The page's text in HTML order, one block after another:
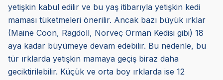
yetişkin kabul edilir ve bu yaş itibarıyla yetişkin kedi
maması tüketmeleri önerilir. Ancak bazı büyük ırklar
(Maine Coon, Ragdoll, Norveç Orman Kedisi gibi) 18
aya kadar büyümeye devam edebilir. Bu nedenle, bu
tür ırklarda yetişkin mamaya geçiş biraz daha
geciktirilebilir. Küçük ve orta boy ırklarda ise 12